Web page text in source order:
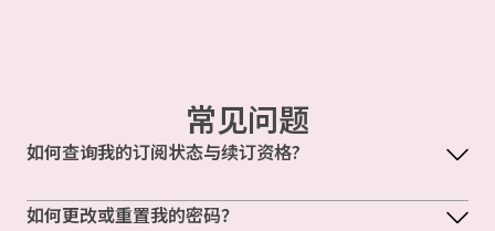
常见问题
如何查询我的订阅状态与续订资格?
如何更改或重置我的密码？